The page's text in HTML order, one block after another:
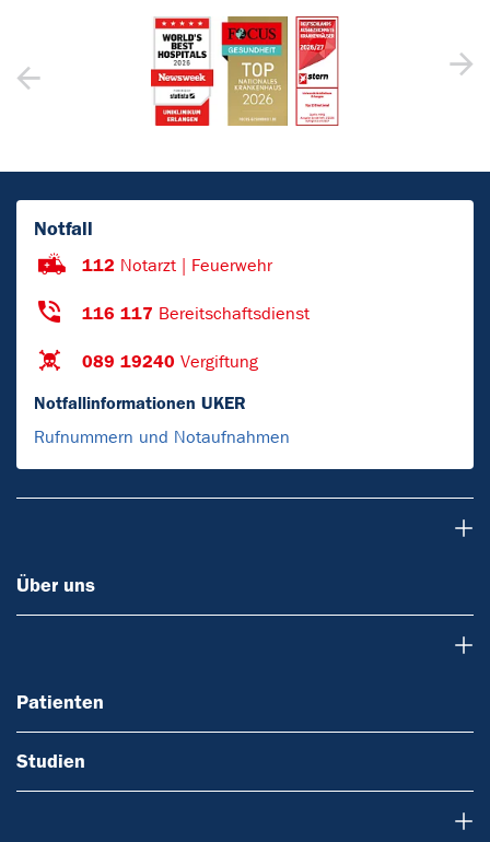
Notfall
112 Notarzt | Feuerwehr
116 117 Bereitschaftsdienst
089 19240 Vergiftung
Notfallinformationen UKER
Rufnummern und Notaufnahmen
Über uns
Patienten
Studien